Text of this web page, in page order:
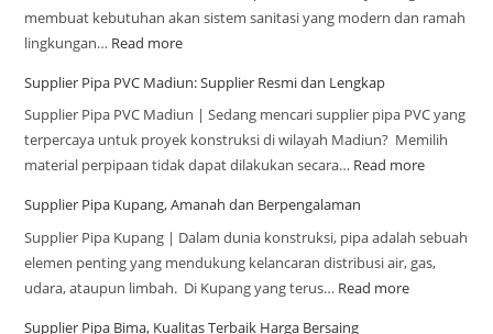
membuat kebutuhan akan sistem sanitasi yang modern dan ramah
lingkungan… Read more
Supplier Pipa PVC Madiun: Supplier Resmi dan Lengkap
Supplier Pipa PVC Madiun | Sedang mencari supplier pipa PVC yang
terpercaya untuk proyek konstruksi di wilayah Madiun? Memilih
material perpipaan tidak dapat dilakukan secara… Read more
Supplier Pipa Kupang, Amanah dan Berpengalaman
Supplier Pipa Kupang | Dalam dunia konstruksi, pipa adalah sebuah
elemen penting yang mendukung kelancaran distribusi air, gas,
udara, ataupun limbah. Di Kupang yang terus… Read more
Supplier Pipa Bima, Kualitas Terbaik Harga Bersaing